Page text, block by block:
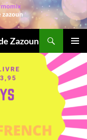
Zazoun
MENU